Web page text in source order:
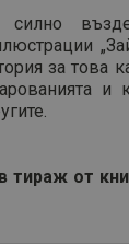
за това
тираж от